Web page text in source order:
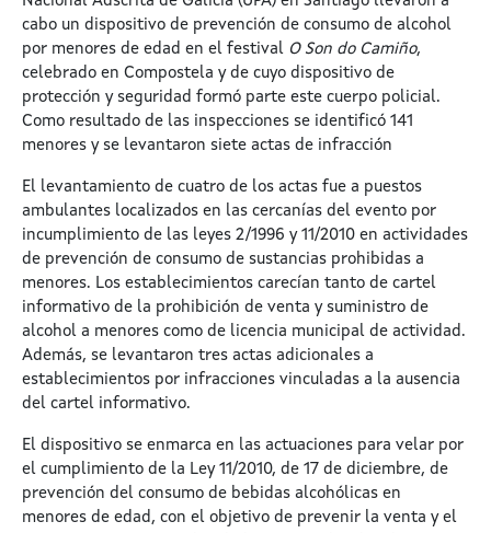
cabo un dispositivo de prevención de consumo de alcohol
por menores de edad en el festival O Son do Camiño,
celebrado en Compostela y de cuyo dispositivo de
protección y seguridad formó parte este cuerpo policial.
Como resultado de las inspecciones se identificó 141
menores y se levantaron siete actas de infracción
El levantamiento de cuatro de los actas fue a puestos
ambulantes localizados en las cercanías del evento por
incumplimiento de las leyes 2/1996 y 11/2010 en actividades
de prevención de consumo de sustancias prohibidas a
menores. Los establecimientos carecían tanto de cartel
informativo de la prohibición de venta y suministro de
alcohol a menores como de licencia municipal de actividad.
Además, se levantaron tres actas adicionales a
establecimientos por infracciones vinculadas a la ausencia
del cartel informativo.
El dispositivo se enmarca en las actuaciones para velar por
el cumplimiento de la Ley 11/2010, de 17 de diciembre, de
prevención del consumo de bebidas alcohólicas en
menores de edad, con el objetivo de prevenir la venta y el